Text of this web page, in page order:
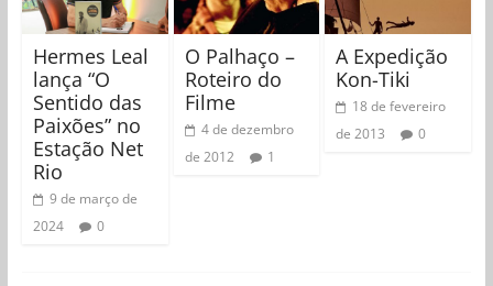
Hermes Leal
lança “O
Sentido das
Paixões” no
Estação Net
Rio
9 de março de
2024
0
O Palhaço –
Roteiro do
Filme
4 de dezembro
de 2012
1
A Expedição
Kon-Tiki
18 de fevereiro
de 2013
0